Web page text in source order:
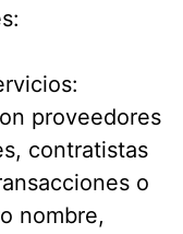
proveedores
contratistas
o
nombre,